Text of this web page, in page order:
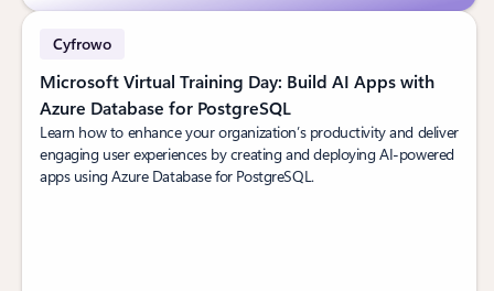
Cyfrowo
Microsoft Virtual Training Day: Build AI Apps with
Azure Database for PostgreSQL
Learn how to enhance your organization’s productivity and deliver
engaging user experiences by creating and deploying AI-powered
apps using Azure Database for PostgreSQL.